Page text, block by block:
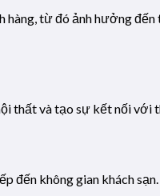
từ đó ảnh hưởng đến
thất và tạo sự kết nối với
đến không gian khách sạn.